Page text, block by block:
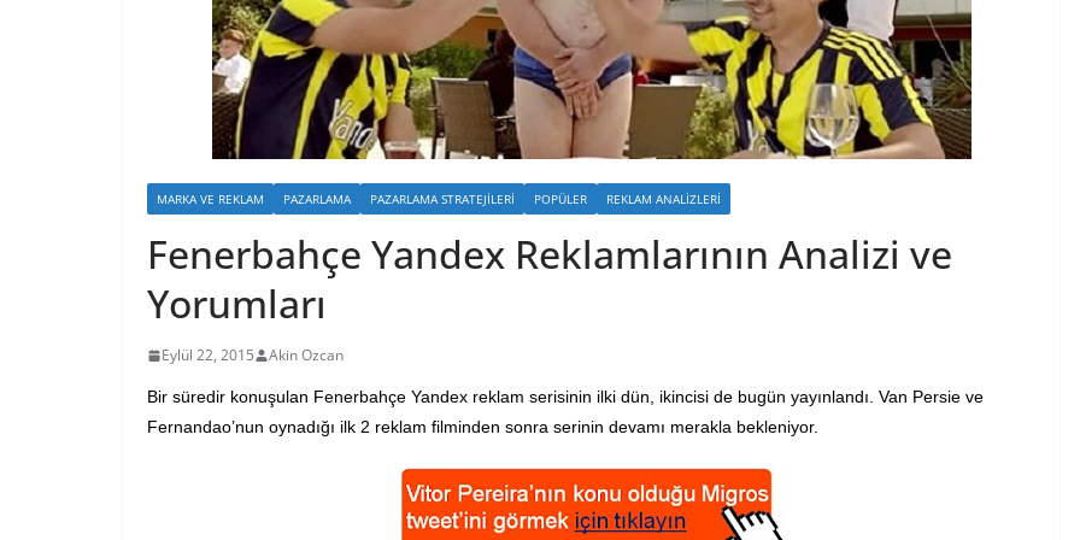
MARKA VE REKLAM PAZARLAMA PAZARLAMA STRATEJILERI POPÜLER REKLAM ANALIZLERI
Fenerbahçe Yandex Reklamlarının Analizi ve
Yorumları
Eylül 22, 2015 Akin Ozcan
Bir süredir konuşulan Fenerbahçe Yandex reklam serisinin ilki dün, ikincisi de bugün yayınlandı. Van Persie ve
Fernandao’nun oynadığı ilk 2 reklam filminden sonra serinin devamı merakla bekleniyor.